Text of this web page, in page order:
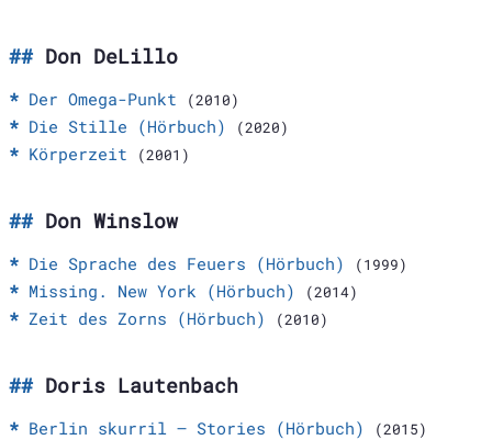
Don DeLillo
Der Omega-Punkt (2010)
Die Stille (Hörbuch) (2020)
Körperzeit (2001)
Don Winslow
Die Sprache des Feuers (Hörbuch) (1999)
Missing. New York (Hörbuch) (2014)
Zeit des Zorns (Hörbuch) (2010)
Doris Lautenbach
Berlin skurril – Stories (Hörbuch) (2015)